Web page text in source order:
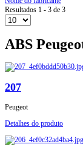
Resultados 1 - 3 de 3
ABS
207
Peugeot
Detalhes do produto